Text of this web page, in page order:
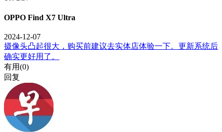
OPPO Find X7 Ultra
2024-12-07
摄像头凸起很大，购买前建议去实体店体验一下。更新系统后
确实更好用了。
有用(0)
回复